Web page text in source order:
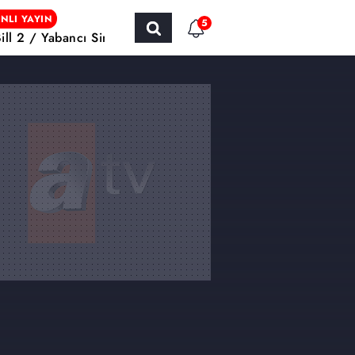
YAYIN
2 / Yabancı Sinema
5